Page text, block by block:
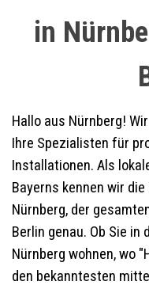
in
Hallo aus Nürnberg!
Ihre Spezialisten für
Installationen. Als
Bayerns kennen wir
Nürnberg, der
Berlin genau. Ob Sie
Nürnberg wohnen, wo
den bekanntesten